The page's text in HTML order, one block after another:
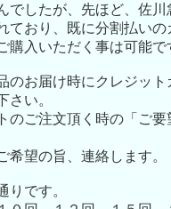
でしたが、先ほど、佐
ており、既に分割払い
購入いただく事は可能で
のお届け時にクレジッ
さい。
のご注文頂く時の「ご
望の旨、連絡します。
りです。